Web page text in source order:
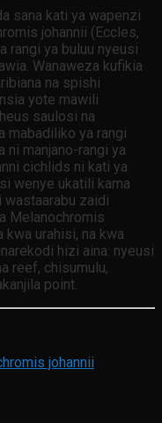
sana kati ya wapenzi
johannii (Eccles,
rangi ya buluu nyeusi
Wanaweza kufikia
na spishi
yote mawili
saulosi na
mabadiliko ya rangi
ni manjano-rangi ya
cichlids ni kati ya
wenye ukatili kama
wastaarabu zaidi
Melanochromis
urahisi, na kwa
hizi aina: nyeusi
reef, chisumulu,
point.
johannii